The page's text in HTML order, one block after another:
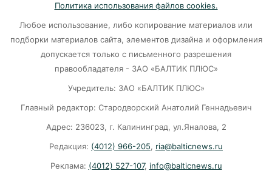
В Калининграде «КамАЗ» сбил скутериста
07-08-2026
Губернатор объяснил, откуда берутся пустые
колонки на заправках в Калининграде
06-08-2026
Политика использования файлов cookies.
Любое использование, либо копирование материалов или
подборки материалов сайта, элементов дизайна и оформления
допускается только с письменного разрешения
правообладателя - ЗАО «БАЛТИК ПЛЮС»
Учредитель: ЗАО «БАЛТИК ПЛЮС»
Главный редактор: Стародворский Анатолий Геннадьевич
Адрес: 236023, г. Калининград, ул.Яналова, 2
Редакция: (4012) 966-205, ria@balticnews.ru
Реклама: (4012) 527-107, info@balticnews.ru